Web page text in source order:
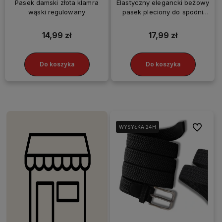
Pasek damski złota klamra
wąski regulowany
14,99 zł
Do koszyka
Elastyczny elegancki beżowy
pasek pleciony do spodni
17,99 zł
Do koszyka
WYSYŁKA 24H
WYSYŁKA 24H Do